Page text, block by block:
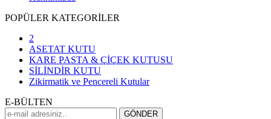
POPÜLER KATEGORİLER
2
ASETAT KUTU
KARE PASTA & ÇİÇEK KUTUSU
SİLİNDİR KUTU
Zikirmatik ve Pencereli Kutular
E-BÜLTEN